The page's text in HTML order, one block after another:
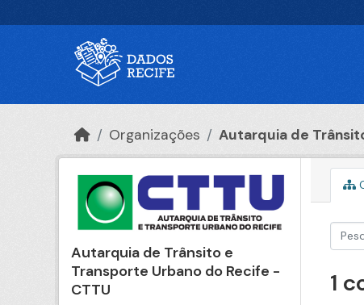
Organizações Autarquia de
Autarquia de Trânsito e
Transporte Urbano do Recife -
CTTU
1